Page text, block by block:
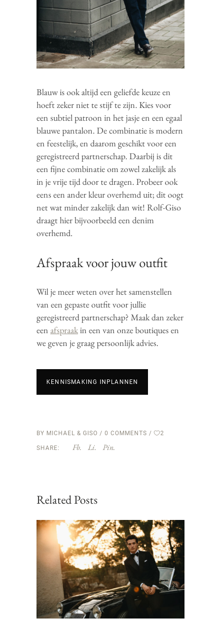
Blauw is ook altijd een geliefde keuze en
hoeft zeker niet te stijf te zijn. Kies voor
een subtiel patroon in het jasje en een egaal
blauwe pantalon. De combinatie is modern
en feestelijk, en daarom geschikt voor een
geregistreerd partnerschap. Daarbij is dit
een fijne combinatie om zowel zakelijk als
in je vrije tijd door te dragen. Probeer ook
eens een ander kleur overhemd uit; dit oogt
net wat minder zakelijk dan wit! Rolf-Giso
draagt hier bijvoorbeeld een denim
overhemd.
Afspraak voor jouw outfit
Wil je meer weten over het samenstellen
van een gepaste outfit voor jullie
geregistreerd partnerschap? Maak dan zeker
een afspraakin een van onze boutiques en
we geven je graag persoonlijk advies.
KENNISMAKING INPLANNEN
BY MICHAEL & GISO 0 COMMENTS 2
SHARE: Fb. Li. Pin.
Related Posts